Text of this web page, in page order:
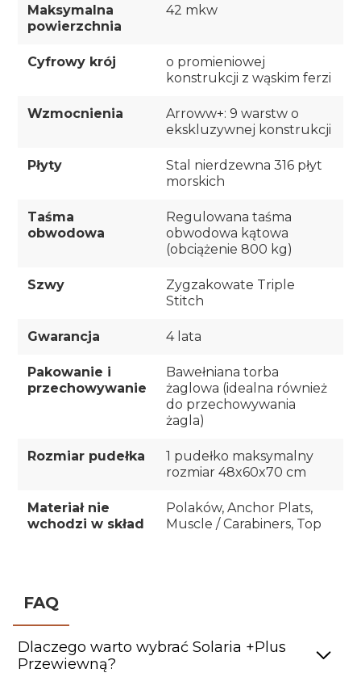
Maksymalna
powierzchnia
42 mkw
Cyfrowy krój
o promieniowej
konstrukcji z wąskim ferzi
Wzmocnienia
Arroww+: 9 warstw o
ekskluzywnej konstrukcji
Płyty
Stal nierdzewna 316 płyt
morskich
Taśma
obwodowa
Regulowana taśma
obwodowa kątowa
(obciążenie 800 kg)
Szwy
Zygzakowate Triple
Stitch
Gwarancja 4 lata
Pakowanie i
przechowywanie
Bawełniana torba
żaglowa (idealna również
do przechowywania
żagla)
Rozmiar pudełka
1 pudełko maksymalny
rozmiar 48x60x70 cm
Materiał nie
wchodzi w skład
Polaków, Anchor Plats,
Muscle / Carabiners, Top
FAQ
Dlaczego warto wybrać Solaria +Plus
Przewiewną?